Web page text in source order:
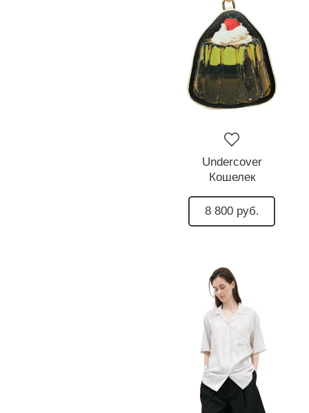
Undercover
Кошелек
8 800 руб.